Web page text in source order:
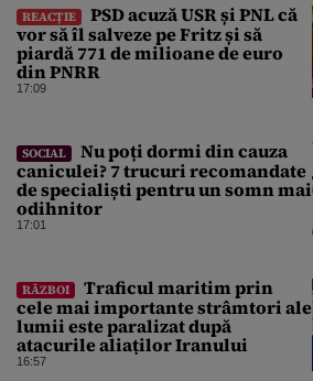
REACȚIE
PSD acuză USR și PNL că
vor să îl salveze pe Fritz și să
piardă 771 de milioane de euro
din PNRR
17:09
SOCIAL
Nu poți dormi din cauza
caniculei? 7 trucuri recomandate
de specialiști pentru un somn mai
odihnitor
17:01
RĂZBOI
Traficul maritim prin
cele mai importante strâmtori ale
lumii este paralizat după
atacurile aliaților Iranului
16:57